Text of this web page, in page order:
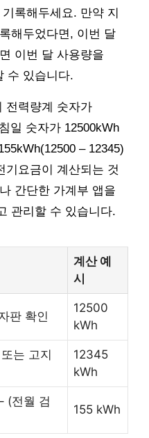
록해두세요. 만약 지
해두었다면, 이번 달
이번 달 사용량을
수 있습니다.
전력량계 숫자가
일 숫자가 12500kWh
– 12345)
기요금이 계산되는 것
간단한 가계부 앱을
관리할 수 있습니다.
계산 예
시
판 확인
12500
kWh
는 고지
12345
kWh
(전월 검
155 kWh